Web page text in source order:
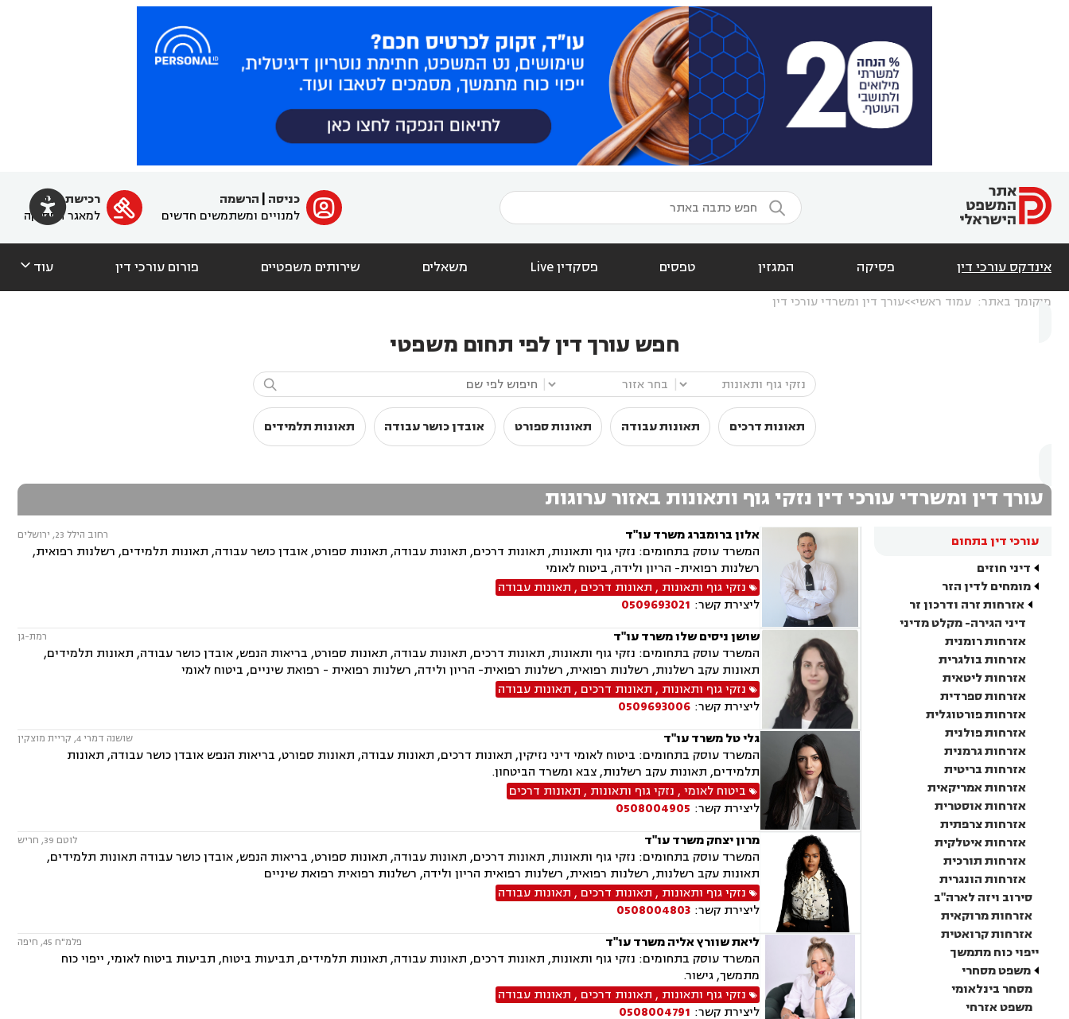
  ﱐ כניסה
הרשמה
למנויים ומשתמשים חדשים

רכישת מנוי
למאגר הפסיקה
אינדקס עורכי דין פסיקה המגזין טפסים פסקדין Live משאלים שירותים משפטיים פורום עורכי דין עוד 
מיקומך באתר: עמוד ראשי עורך דין ומשרדי עורכי דין
חפש עורך דין לפי תחום משפטי

תאונות דרכים תאונות עבודה תאונות ספורט אובדן כושר עבודה תאונות תלמידים
עורך דין ומשרדי עורכי דין נזקי גוף ותאונות באזור ערוגות
עורכי דין בתחום
דיני חוזים
מומחים לדין הזר
אזרחות זרה ודרכון זר
דיני הגירה- מקלט מדיני
אזרחות רומנית
אזרחות בולגרית
אזרחות ליטאית
אזרחות ספרדית
אזרחות פורטוגלית
אזרחות פולנית
אזרחות גרמנית
אזרחות בריטית
אזרחות אמריקאית
אזרחות אוסטרית
אזרחות צרפתית
אזרחות איטלקית
אזרחות תורכית
אזרחות הונגרית
סירוב ויזה לארה"ב
אזרחות מרוקאית
אזרחות קרואטית
ייפוי כוח מתמשך
משפט מסחרי
מסחר בינלאומי
משפט אזרחי
אלון ברומברג משרד עו"ד רחוב הילל 23, ירושלים
המשרד עוסק בתחומים: נזקי גוף ותאונות, תאונות דרכים, תאונות עבודה, תאונות ספורט, אובדן כושר עבודה, תאונות תלמידים, רשלנות רפואית,
רשלנות רפואית- הריון ולידה, ביטוח לאומי
נזקי גוף ותאונות , תאונות דרכים , תאונות עבודה
ליצירת קשר: 0509693021
שושן ניסים שלו משרד עו"ד
רמת-גן
המשרד עוסק בתחומים: נזקי גוף ותאונות, תאונות דרכים, תאונות עבודה, תאונות ספורט, בריאות הנפש, אובדן כושר עבודה, תאונות תלמידים,
תאונות עקב רשלנות, רשלנות רפואית, רשלנות רפואית- הריון ולידה, רשלנות רפואית - רפואת שיניים, ביטוח לאומי
נזקי גוף ותאונות , תאונות דרכים , תאונות עבודה
ליצירת קשר: 0509693006
גלי טל משרד עו"ד
שושנה דמרי 4, קריית מוצקין
המשרד עוסק בתחומים: ביטוח לאומי דיני נזיקין, תאונות דרכים, תאונות עבודה, תאונות ספורט, בריאות הנפש אובדן כושר עבודה, תאונות
תלמידים, תאונות עקב רשלנות, צבא ומשרד הביטחון.
ביטוח לאומי, נזקי גוף ותאונות , תאונות דרכים
ליצירת קשר: 0508004905
מרון יצחק משרד עו"ד
לוטם 39, חריש
המשרד עוסק בתחומים: נזקי גוף ותאונות, תאונות דרכים, תאונות עבודה, תאונות ספורט, בריאות הנפש, אובדן כושר עבודה תאונות תלמידים,
תאונות עקב רשלנות, רשלנות רפואית, רשלנות רפואית הריון ולידה, רשלנות רפואית רפואת שיניים
נזקי גוף ותאונות , תאונות דרכים , תאונות עבודה
ליצירת קשר: 0508004803
ליאת שוורץ אליה משרד עו"ד
פלמ"ח 45, חיפה
המשרד עוסק בתחומים: נזקי גוף ותאונות, תאונות דרכים, תאונות עבודה, תאונות תלמידים, תביעות ביטוח, תביעות ביטוח לאומי, ייפוי כוח
מתמשך, גישור.
נזקי גוף ותאונות , תאונות דרכים , תאונות עבודה
ליצירת קשר: 0508004791